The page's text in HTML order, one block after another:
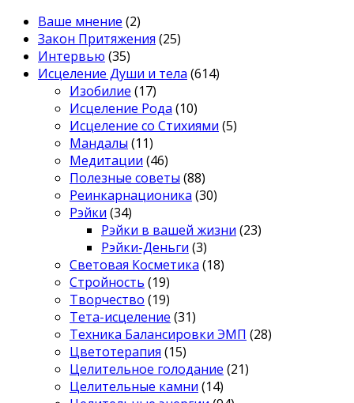
Ваше мнение (2)
Закон Притяжения (25)
Интервью (35)
Исцеление Души и тела (614)
Изобилие (17)
Исцеление Рода (10)
Исцеление со Стихиями (5)
Мандалы (11)
Медитации (46)
Полезные советы (88)
Реинкарнационика (30)
Рэйки (34)
Рэйки в вашей жизни (23)
Рэйки-Деньги (3)
Световая Косметика (18)
Стройность (19)
Творчество (19)
Тета-исцеление (31)
Техника Балансировки ЭМП (28)
Цветотерапия (15)
Целительное голодание (21)
Целительные камни (14)